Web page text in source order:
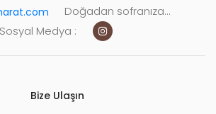
Doğadan sofranıza...
Sosyal Medya :
Bize Ulaşın